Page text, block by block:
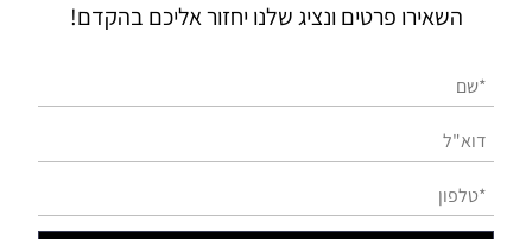
השאירו פרטים ונציג שלנו יחזור אליכם בהקדם!